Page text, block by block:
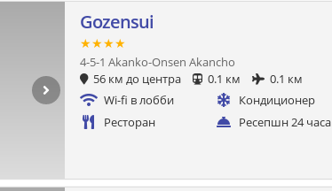
Gozensui
★★★★
4-5-1 Akanko-Onsen Akancho
56 км до центра
0.1 км
0.1 км
Wi-fi в лобби
Кондиционер
Ресторан
Ресепшн 24 часа